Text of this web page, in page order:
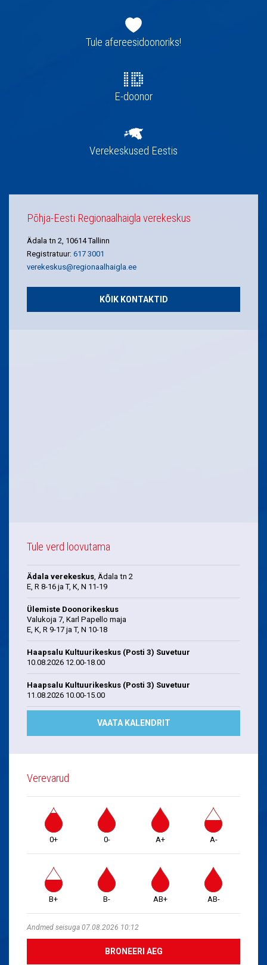
navigatsioonTule afereesidoonoriks!
E-doonor
Verekeskused Eestis
Põhja-Eesti Regionaalhaigla verekeskus
Ädala tn 2, 10614 Tallinn
Registratuur: 617 3001
verekeskus@regionaalhaigla.ee
KÕIK KONTAKTID
Tule verd loovutama
Ädala verekeskus , Ädala tn 2
E, R 8-16 ja T, K, N 11-19
Ülemiste Doonorikeskus
Valukoja 7, Karl Papello maja
E, K, R 9-17 ja T, N 10-18
Haapsalu Kultuurikeskus (Posti 3) Suvetuur
10.08.2026 12.00-18.00
Haapsalu Kultuurikeskus (Posti 3) Suvetuur
11.08.2026 10.00-15.00
VAATA KALENDRIT
Verevarud
0+ 0- A+ A-
B+ B- AB+ AB-
Andmed seisuga 07.08.2026 10:12
BRONEERI AEG